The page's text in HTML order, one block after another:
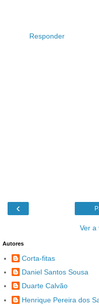
Responder
‹
Ver a
Autores
Corta-fitas
Daniel Santos Sousa
Duarte Calvão
Henrique Pereira dos